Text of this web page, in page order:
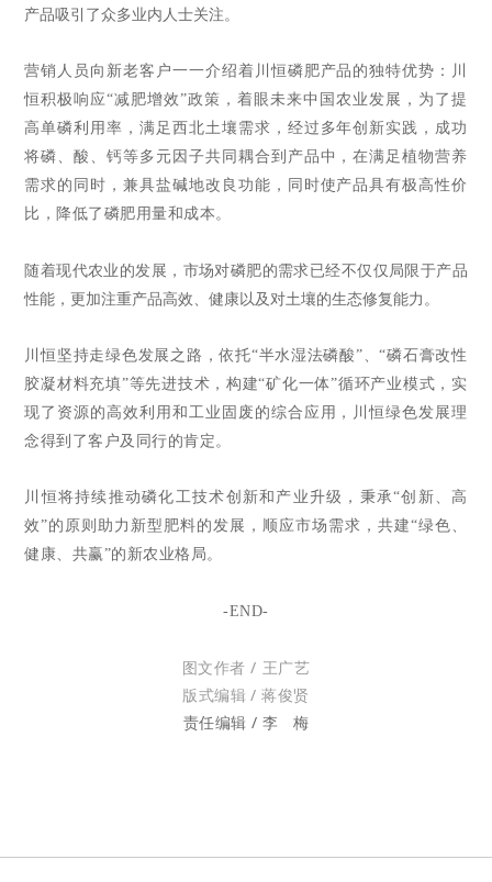
产品吸引了众多业内人士关注。
营销人员向新老客户一一介绍着川恒磷肥产品的独特优势：川
恒积极响应“减肥增效”政策，着眼未来中国农业发展，为了提
高单磷利用率，满足西北土壤需求，经过多年创新实践，成功
将磷、酸、钙等多元因子共同耦合到产品中，在满足植物营养
需求的同时，兼具盐碱地改良功能，同时使产品具有极高性价
比，降低了磷肥用量和成本。
随着现代农业的发展，市场对磷肥的需求已经不仅仅局限于产品
性能，更加注重产品高效、健康以及对土壤的生态修复能力。
川恒坚持走绿色发展之路，依托“半水湿法磷酸”、“磷石膏改性
胶凝材料充填”等先进技术，构建“矿化一体”循环产业模式，实
现了资源的高效利用和工业固废的综合应用，川恒绿色发展理
念得到了客户及同行的肯定。
川恒将持续推动磷化工技术创新和产业升级，秉承“创新、高
效”的原则助力新型肥料的发展，顺应市场需求，共建“绿色、
健康、共赢”的新农业格局。
-END-
图文作者 / 王广艺
版式编辑 / 蒋俊贤
责任编辑 / 李 梅